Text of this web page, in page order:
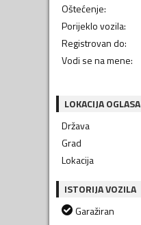
Oštećenje:
Porijeklo vozila:
Registrovan do:
Vodi se na mene:
LOKACIJA OGLASA
Država
Grad
Lokacija
ISTORIJA VOZILA
Garažiran